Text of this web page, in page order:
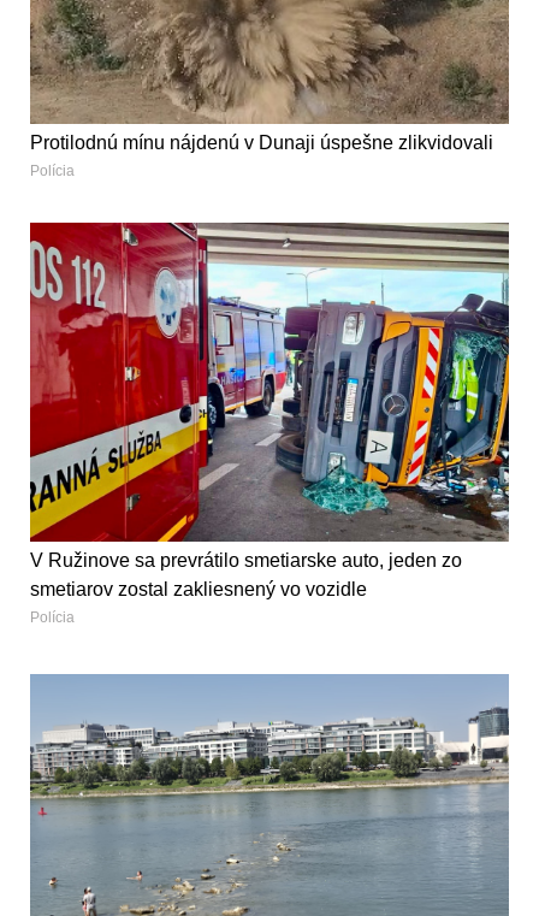
Protilodnú mínu nájdenú v Dunaji úspešne zlikvidovali
Polícia
V Ružinove sa prevrátilo smetiarske auto, jeden zo
smetiarov zostal zakliesnený vo vozidle
Polícia